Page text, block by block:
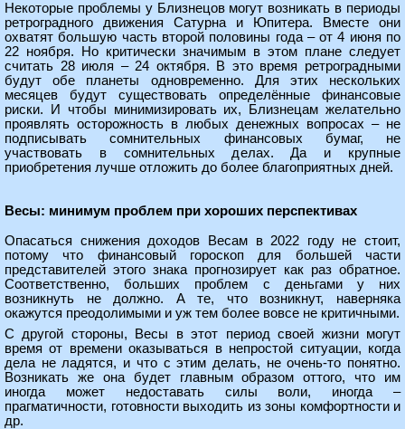
Некоторые проблемы у Близнецов могут возникать в периоды
ретроградного движения Сатурна и Юпитера. Вместе они
охватят большую часть второй половины года – от 4 июня по
22 ноября. Но критически значимым в этом плане следует
считать 28 июля – 24 октября. В это время ретроградными
будут обе планеты одновременно. Для этих нескольких
месяцев будут существовать определённые финансовые
риски. И чтобы минимизировать их, Близнецам желательно
проявлять осторожность в любых денежных вопросах – не
подписывать сомнительных финансовых бумаг, не
участвовать в сомнительных делах. Да и крупные
приобретения лучше отложить до более благоприятных дней.
Весы: минимум проблем при хороших перспективах
Опасаться снижения доходов Весам в 2022 году не стоит,
потому что финансовый гороскоп для большей части
представителей этого знака прогнозирует как раз обратное.
Соответственно, больших проблем с деньгами у них
возникнуть не должно. А те, что возникнут, наверняка
окажутся преодолимыми и уж тем более вовсе не критичными.
С другой стороны, Весы в этот период своей жизни могут
время от времени оказываться в непростой ситуации, когда
дела не ладятся, и что с этим делать, не очень-то понятно.
Возникать же она будет главным образом оттого, что им
иногда может недоставать силы воли, иногда –
прагматичности, готовности выходить из зоны комфортности и
др.